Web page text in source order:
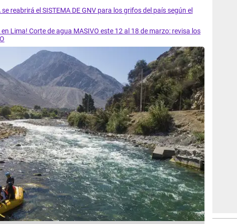
se reabrirá el SISTEMA DE GNV para los grifos del país según el
en Lima! Corte de agua MASIVO este 12 al 18 de marzo: revisa los